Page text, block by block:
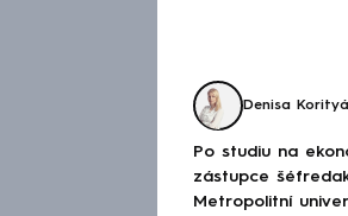
Denisa
Po studiu na
zástupce
Metropolitní